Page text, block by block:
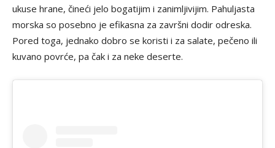
ukuse hrane, čineći jelo bogatijim i zanimljivijim. Pahuljasta
morska so posebno je efikasna za završni dodir odreska.
Pored toga, jednako dobro se koristi i za salate, pečeno ili
kuvano povrće, pa čak i za neke deserte.